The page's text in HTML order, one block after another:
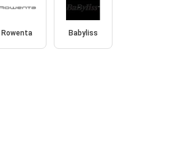
Rowenta Babyliss